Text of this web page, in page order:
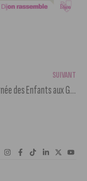
SUIVANT
La Journée des Enfants aux Grésilles ce vendredi 16 juillet